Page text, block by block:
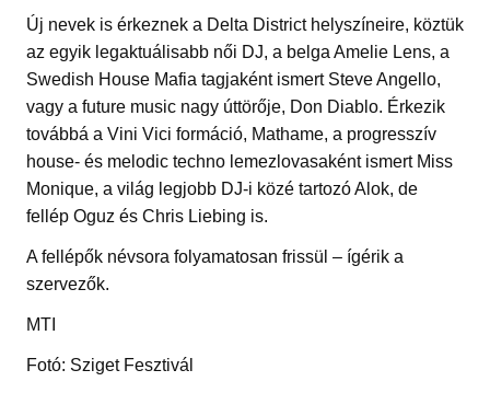
Új nevek is érkeznek a Delta District helyszíneire, köztük
az egyik legaktuálisabb női DJ, a belga Amelie Lens, a
Swedish House Mafia tagjaként ismert Steve Angello,
vagy a future music nagy úttörője, Don Diablo. Érkezik
továbbá a Vini Vici formáció, Mathame, a progresszív
house- és melodic techno lemezlovasaként ismert Miss
Monique, a világ legjobb DJ-i közé tartozó Alok, de
fellép Oguz és Chris Liebing is.
A fellépők névsora folyamatosan frissül – ígérik a
szervezők.
MTI
Fotó: Sziget Fesztivál